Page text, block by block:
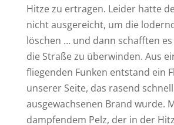
Hitze zu ertragen. Leider hatte
nicht ausgereicht, um die
löschen … und dann schafften es
die Straße zu überwinden. Aus
fliegenden Funken entstand ein
unserer Seite, das rasend
ausgewachsenen Brand wurde.
dampfendem Pelz, der in der